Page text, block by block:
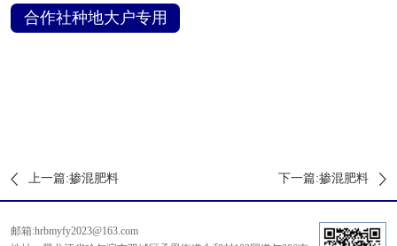
合作社种地大户专用
上一篇:掺混肥料 下一篇:掺混肥料
邮箱:hrbmyfy2023@163.com